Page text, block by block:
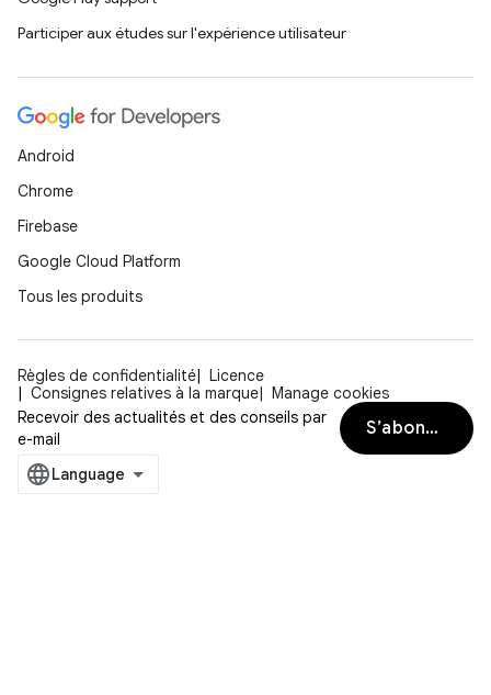
Participer aux études sur l'expérience utilisateur
Android
Chrome
Firebase
Google Cloud Platform
Tous les produits
Règles de confidentialité
Licence
Consignes relatives à la marque
Manage cookies
Recevoir des actualités et des conseils par
e-mail
S’abonner